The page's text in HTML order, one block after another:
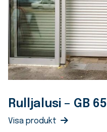
Rulljalusi – GB 65
Visa produkt